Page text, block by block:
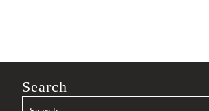
Search